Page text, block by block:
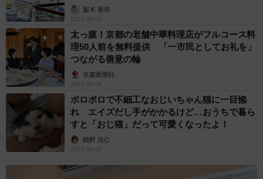
これはガチの検証結果出てますんでね
— 中野６９ (@maximum_the_69c)
梨木 香奈
2026.08.08
太っ腹！京都の老舗中華料理店がフルコース料
理50人前を無料提供 「一市民としてお礼を」
つながる善意の輪
京都新聞社
2026.08.08
ボロボロで不細工なおじいちゃん猫に一目惚
れ エイズだし手がかかるけど…おうちで暮ら
すと「おじ猫」だって可愛くなったよ！
鶴野 浩己
2026.08.08